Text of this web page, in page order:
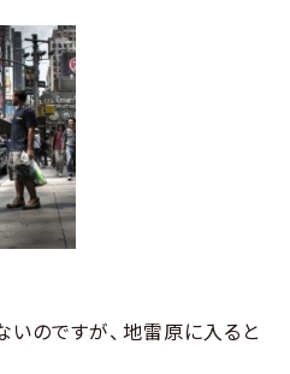
いのですが、地雷原に入ると